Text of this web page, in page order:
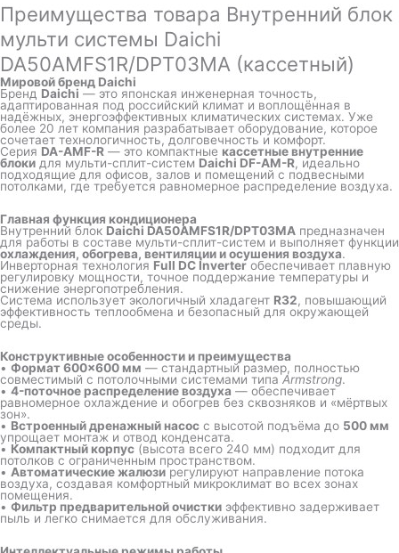
Преимущества товара Внутренний блок
мульти системы Daichi
DA50AMFS1R/DPT03MA (кассетный)
Мировой бренд Daichi
Бренд Daichi — это японская инженерная точность,
адаптированная под российский климат и воплощённая в
надёжных, энергоэффективных климатических системах. Уже
более 20 лет компания разрабатывает оборудование, которое
сочетает технологичность, долговечность и комфорт.
Серия DA-AMF-R — это компактные кассетные внутренние
блоки для мульти-сплит-систем Daichi DF-AM-R, идеально
подходящие для офисов, залов и помещений с подвесными
потолками, где требуется равномерное распределение воздуха.
Главная функция кондиционера
Внутренний блок Daichi DA50AMFS1R/DPT03MA предназначен
для работы в составе мульти-сплит-систем и выполняет функции
охлаждения, обогрева, вентиляции и осушения воздуха.
Инверторная технология Full DC Inverter обеспечивает плавную
регулировку мощности, точное поддержание температуры и
снижение энергопотребления.
Система использует экологичный хладагент R32, повышающий
эффективность теплообмена и безопасный для окружающей
среды.
Конструктивные особенности и преимущества
• Формат 600×600 мм — стандартный размер, полностью
совместимый с потолочными системами типаArmstrong.
• 4-поточное распределение воздуха — обеспечивает
равномерное охлаждение и обогрев без сквозняков и «мёртвых
зон».
• Встроенный дренажный насос с высотой подъёма до 500 мм
упрощает монтаж и отвод конденсата.
• Компактный корпус (высота всего 240 мм) подходит для
потолков с ограниченным пространством.
• Автоматические жалюзирегулируют направление потока
воздуха, создавая комфортный микроклимат во всех зонах
помещения.
• Фильтр предварительной очистки эффективно задерживает
пыль и легко снимается для обслуживания.